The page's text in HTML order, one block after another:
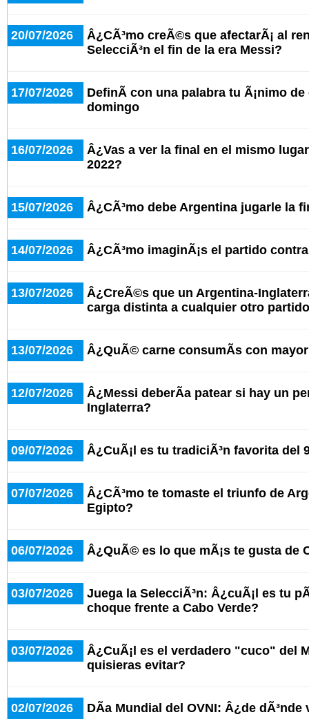
20/07/2026
Â¿CÃ³mo creÃ©s que afectarÃ¡ al
SelecciÃ³n el fin de la era Messi?
17/07/2026
DefinÃ­ con una palabra tu Ã¡nimo
domingo
16/07/2026
Â¿Vas a ver la final en el mismo
2022?
15/07/2026 Â¿CÃ³mo debe Argentina jugarle la
14/07/2026 Â¿CÃ³mo imaginÃ¡s el partido
13/07/2026
Â¿CreÃ©s que un Argentina-
carga distinta a cualquier otro
13/07/2026 Â¿QuÃ© carne consumÃ­s con
12/07/2026
Â¿Messi deberÃ­a patear si hay un
Inglaterra?
09/07/2026 Â¿CuÃ¡l es tu tradiciÃ³n favorita del
07/07/2026
Â¿CÃ³mo te tomaste el triunfo de
Egipto?
06/07/2026 Â¿QuÃ© es lo que mÃ¡s te gusta de
03/07/2026
Juega la SelecciÃ³n: Â¿cuÃ¡l es tu
choque frente a Cabo Verde?
03/07/2026
Â¿CuÃ¡l es el verdadero "cuco" del
quisieras evitar?
02/07/2026 DÃ­a Mundial del OVNI: Â¿de dÃ³nde